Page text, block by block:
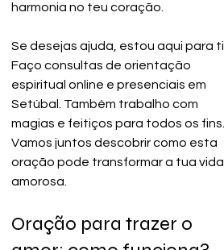
harmonia no teu coração.
Se desejas ajuda, estou aqui para ti.
Faço consultas de orientação
espiritual online e presenciais em
Setúbal. Também trabalho com
magias e feitiços para todos os fins.
Vamos juntos descobrir como esta
oração pode transformar a tua vida
amorosa.
Oração para trazer o